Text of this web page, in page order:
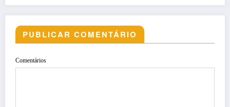
PUBLICAR COMENTÁRIO
Comentários